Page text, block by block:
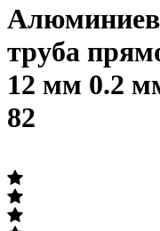
труба
12 мм 0.2
82